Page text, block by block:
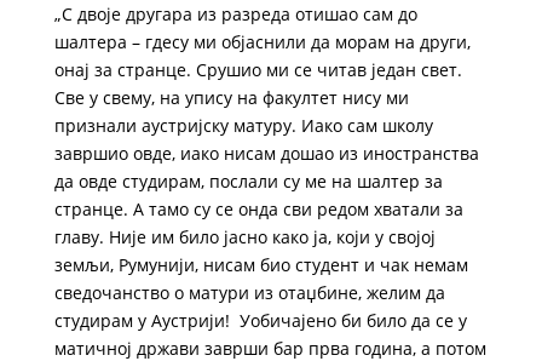
„С двоје другара из разреда отишао сам до
шалтера – гдесу ми објаснили да морам на други,
онај за странце. Срушио ми се читав један свет.
Све у свему, на упису на факултет нису ми
признали аустријску матуру. Иако сам школу
завршио овде, иако нисам дошао из иностранства
да овде студирам, послали су ме на шалтер за
странце. А тамо су се онда сви редом хватали за
главу. Није им било јасно како ја, који у својој
земљи, Румунији, нисам био студент и чак немам
сведочанство о матури из отаџбине, желим да
студирам у Аустрији! Уобичајено би било да се у
матичној држави заврши бар прва година, а потом